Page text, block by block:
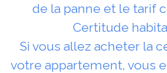
de la panne et le tarif
Certitude
Si vous allez acheter la
votre appartement, vous